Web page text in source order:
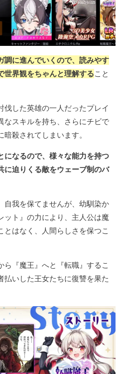
調に進んでいくので、読みやす
世界観をちゃんと理解すること
伐した英雄の一人だったプレイ
なスキルを持ち、さらにチビで
殺されてしまいます。
になるので、様々な能力を持つ
に迫りくる敵をウェーブ制のバ
自我を保てませんが、幼馴染か
ット』の力により、主人公は魔
とはなく、人間らしさを保つこ
ら『魔王』へと『転職』するこ
払いした王女たちに復讐を果た